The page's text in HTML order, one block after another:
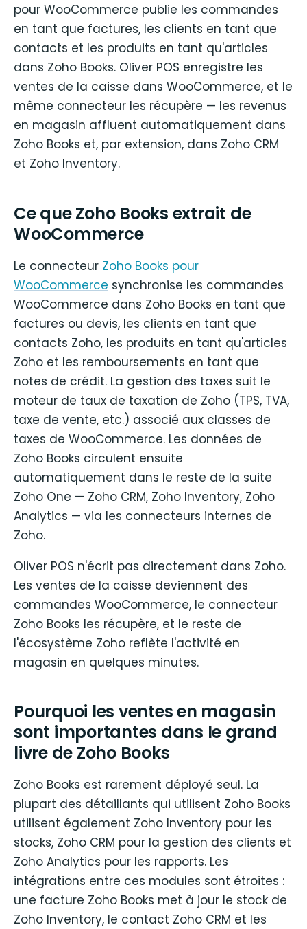
pour WooCommerce publie les commandes
en tant que factures, les clients en tant que
contacts et les produits en tant qu'articles
dans Zoho Books. Oliver POS enregistre les
ventes de la caisse dans WooCommerce, et le
même connecteur les récupère — les revenus
en magasin affluent automatiquement dans
Zoho Books et, par extension, dans Zoho CRM
et Zoho Inventory.
Ce que Zoho Books extrait de
WooCommerce
Le connecteur Zoho Books pour
WooCommerce synchronise les commandes
WooCommerce dans Zoho Books en tant que
factures ou devis, les clients en tant que
contacts Zoho, les produits en tant qu'articles
Zoho et les remboursements en tant que
notes de crédit. La gestion des taxes suit le
moteur de taux de taxation de Zoho (TPS, TVA,
taxe de vente, etc.) associé aux classes de
taxes de WooCommerce. Les données de
Zoho Books circulent ensuite
automatiquement dans le reste de la suite
Zoho One — Zoho CRM, Zoho Inventory, Zoho
Analytics — via les connecteurs internes de
Zoho.
Oliver POS n'écrit pas directement dans Zoho.
Les ventes de la caisse deviennent des
commandes WooCommerce, le connecteur
Zoho Books les récupère, et le reste de
l'écosystème Zoho reflète l'activité en
magasin en quelques minutes.
Pourquoi les ventes en magasin
sont importantes dans le grand
livre de Zoho Books
Zoho Books est rarement déployé seul. La
plupart des détaillants qui utilisent Zoho Books
utilisent également Zoho Inventory pour les
stocks, Zoho CRM pour la gestion des clients et
Zoho Analytics pour les rapports. Les
intégrations entre ces modules sont étroites :
une facture Zoho Books met à jour le stock de
Zoho Inventory, le contact Zoho CRM et les